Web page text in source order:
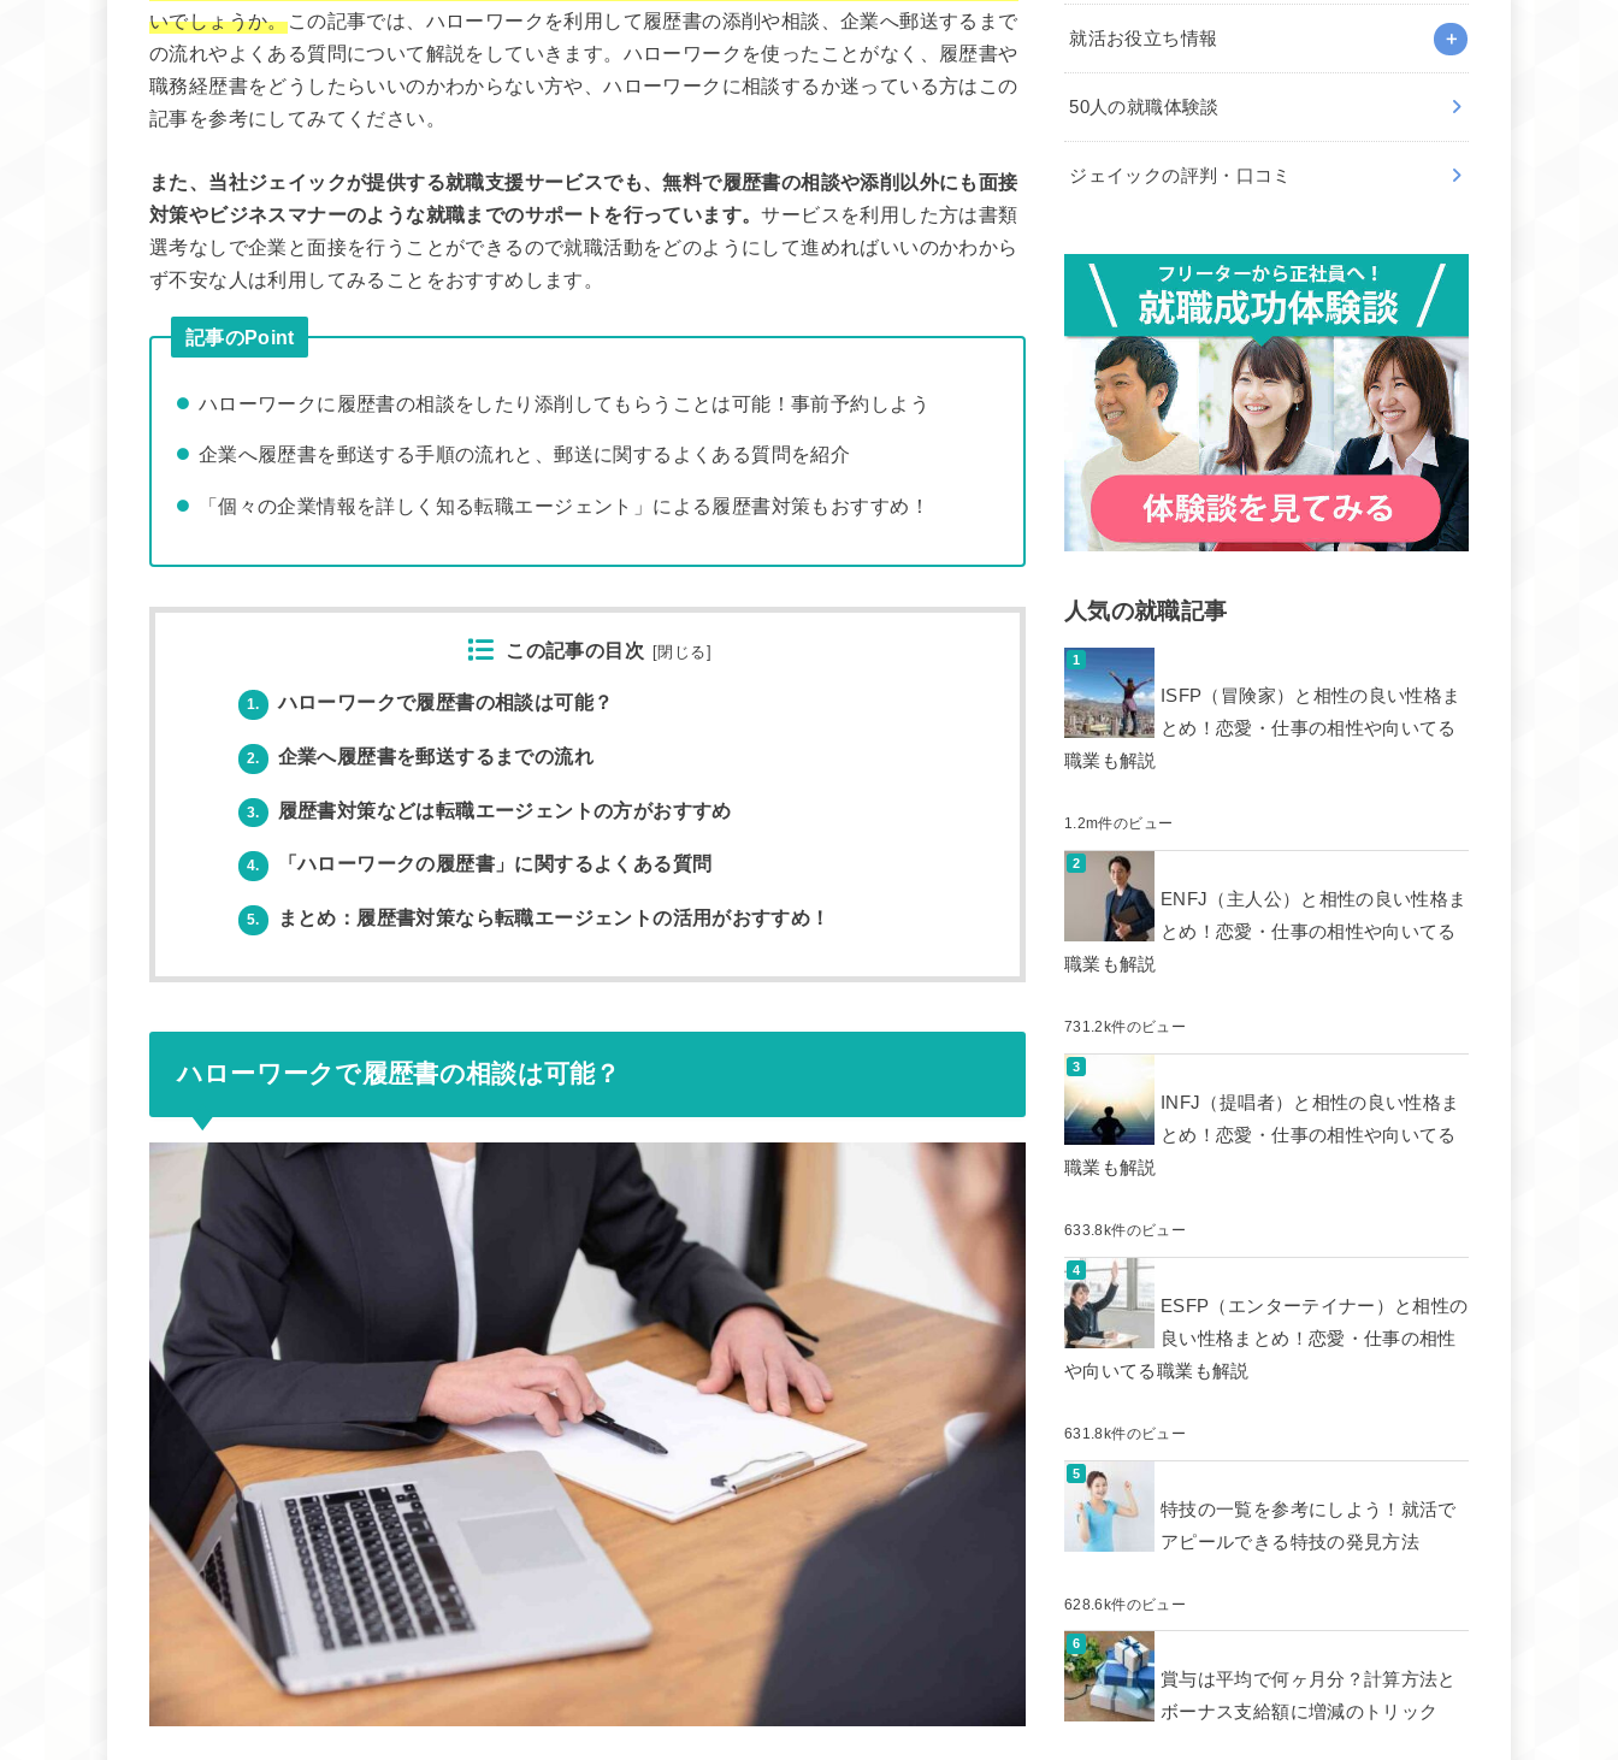
いでしょうか。この記事では、ハローワークを利用して履歴書の添削や相談、企業へ郵送するまで
の流れやよくある質問について解説をしていきます。ハローワークを使ったことがなく、履歴書や
職務経歴書をどうしたらいいのかわからない方や、ハローワークに相談するか迷っている方はこの
記事を参考にしてみてください。
また、当社ジェイックが提供する就職支援サービスでも、無料で履歴書の相談や添削以外にも面接
対策やビジネスマナーのような就職までのサポートを行っています。サービスを利用した方は書類
選考なしで企業と面接を行うことができるので就職活動をどのようにして進めればいいのかわから
ず不安な人は利用してみることをおすすめします。
記事のPoint
ハローワークに履歴書の相談をしたり添削してもらうことは可能！事前予約しよう
企業へ履歴書を郵送する手順の流れと、郵送に関するよくある質問を紹介
「個々の企業情報を詳しく知る転職エージェント」による履歴書対策もおすすめ！
この記事の目次 [閉じる]
1. ハローワークで履歴書の相談は可能？
2. 企業へ履歴書を郵送するまでの流れ
3. 履歴書対策などは転職エージェントの方がおすすめ
4. 「ハローワークの履歴書」に関するよくある質問
5. まとめ：履歴書対策なら転職エージェントの活用がおすすめ！
ハローワークで履歴書の相談は可能？
就活お役立ち情報
50人の就職体験談
ジェイックの評判・口コミ
人気の就職記事
ISFP（冒険家）と相性の良い性格ま
とめ！恋愛・仕事の相性や向いてる
職業も解説
1.2m件のビュー
ENFJ（主人公）と相性の良い性格ま
とめ！恋愛・仕事の相性や向いてる
職業も解説
731.2k件のビュー
INFJ（提唱者）と相性の良い性格ま
とめ！恋愛・仕事の相性や向いてる
職業も解説
633.8k件のビュー
ESFP（エンターテイナー）と相性の
良い性格まとめ！恋愛・仕事の相性
や向いてる職業も解説
631.8k件のビュー
特技の一覧を参考にしよう！就活で
アピールできる特技の発見方法
628.6k件のビュー
賞与は平均で何ヶ月分？計算方法と
ボーナス支給額に増減のトリック